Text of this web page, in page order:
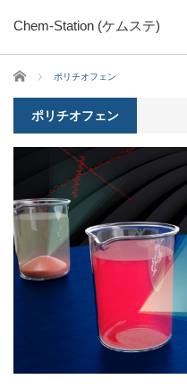
Chem-Station (ケムステ)
ホーム ポリチオフェン
ポリチオフェン